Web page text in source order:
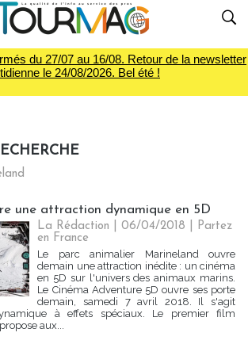
du 27/07 au 16/08. Retour de la newsletter
le 24/08/2026. Bel été !
une attraction dynamique en 5D
La Rédaction | 06/04/2018
Partez
en France
Le parc animalier Marineland ouvre
demain une attraction inédite : un cinéma
en 5D sur l'univers des animaux marins.
Le Cinéma Adventure 5D ouvre ses porte
demain, samedi 7 avril 2018. Il s'agit
à effets spéciaux. Le premier film
aux...